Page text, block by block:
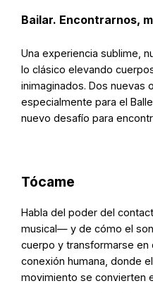
Bailar. Encontrarnos,
Una experiencia sublime,
lo clásico elevando
inimaginados. Dos nuevas
especialmente para el
nuevo desafío para
Tócame
Habla del poder del
musical— y de cómo el
cuerpo y transformarse en
conexión humana, donde
movimiento se convierten